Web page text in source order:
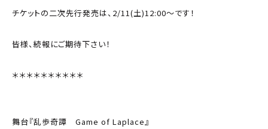
チケットの二次先行発売は、2/11(土)12:00～です！
皆様、続報にご期待下さい！
＊＊＊＊＊＊＊＊＊＊
舞台『乱歩奇譚 Game of Laplace』